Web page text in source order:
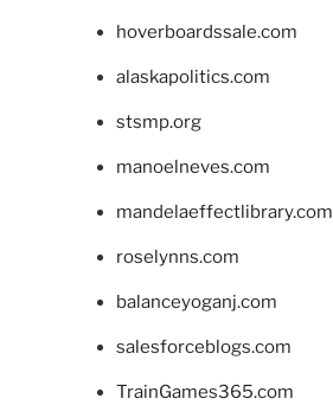
hoverboardssale.com
alaskapolitics.com
stsmp.org
manoelneves.com
mandelaeffectlibrary.com
roselynns.com
balanceyoganj.com
salesforceblogs.com
TrainGames365.com